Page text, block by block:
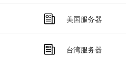
美国服务器
台湾服务器